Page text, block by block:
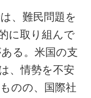
、難民問題を
に取り組んで
る。米国の支
、情勢を不安
のの、国際社